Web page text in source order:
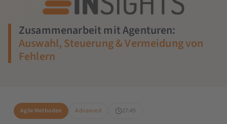
Zusammenarbeit mit Agenturen:
Auswahl, Steuerung & Vermeidung von
Fehlern
Agile Methoden Advanced 27:45